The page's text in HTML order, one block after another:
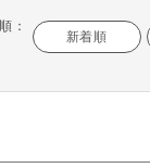
：
新着順